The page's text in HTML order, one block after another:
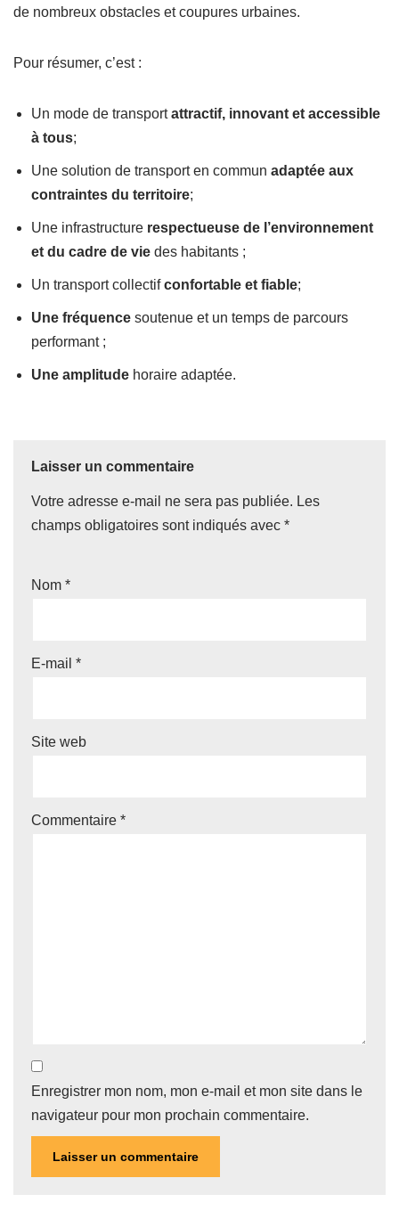
de nombreux obstacles et coupures urbaines.
Pour résumer, c’est :
Un mode de transportattractif, innovant et accessible
à tous;
Une solution de transport en commun adaptée aux
contraintes du territoire;
Une infrastructure respectueuse de l’environnement
et du cadre de vie des habitants ;
Un transport collectifconfortable et fiable;
Une fréquence soutenue et un temps de parcours
performant ;
Une amplitude horaire adaptée.
Laisser un commentaire
Votre adresse e-mail ne sera pas publiée. Les
champs obligatoires sont indiqués avec *
Nom *
E-mail *
Site web
Commentaire *
Enregistrer mon nom, mon e-mail et mon site dans le
navigateur pour mon prochain commentaire.